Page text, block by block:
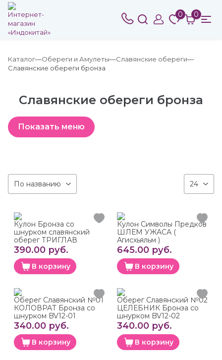
0 0
Каталог Обереги и Амулеты
Славянские обереги
Славянские обереги бронза
Славянские обереги бронза
По названию 24
Кулон Бронза со
шнурком славянский
оберег ТРИГЛАВ
390.00 руб.
В корзину
Кулон Символы Предков
ШЛЕМ УЖАСА (
Агисхьяльм )
645.00 руб.
В корзину
Оберег Славянский №01
КОЛОВРАТ Бронза со
шнурком BV12-01
340.00 руб.
В корзину
Оберег Славянский №02
ЦЕЛЕБНИК Бронза со
шнурком BV12-02
340.00 руб.
В корзину